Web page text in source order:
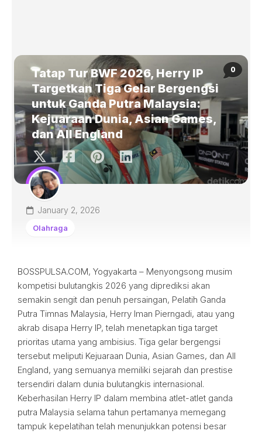
0
Tatap Tur BWF 2026, Herry IP
Targetkan Tiga Gelar Bergengsi
untuk Ganda Putra Malaysia:
Kejuaraan Dunia, Asian Games,
dan All England
January 2, 2026
Olahraga
BOSSPULSA.COM, Yogyakarta – Menyongsong musim
kompetisi bulutangkis 2026 yang diprediksi akan
semakin sengit dan penuh persaingan, Pelatih Ganda
Putra Timnas Malaysia, Herry Iman Pierngadi, atau yang
akrab disapa Herry IP, telah menetapkan tiga target
prioritas utama yang ambisius. Tiga gelar bergengsi
tersebut meliputi Kejuaraan Dunia, Asian Games, dan All
England, yang semuanya memiliki sejarah dan prestise
tersendiri dalam dunia bulutangkis internasional.
Keberhasilan Herry IP dalam membina atlet-atlet ganda
putra Malaysia selama tahun pertamanya memegang
tampuk kepelatihan telah menunjukkan potensi besar